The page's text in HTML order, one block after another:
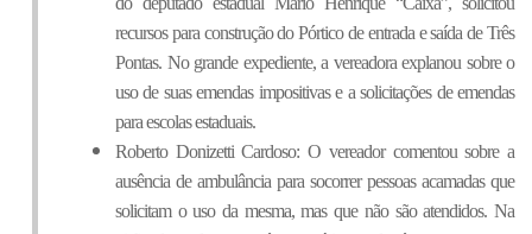
recursos para construção do Pórtico de entrada e saída de Três
Pontas. No grande expediente, a vereadora explanou sobre o
uso de suas emendas impositivas e a solicitações de emendas
para escolas estaduais.
Roberto Donizetti Cardoso: O vereador comentou sobre a
ausência de ambulância para socorrer pessoas acamadas que
solicitam o uso da mesma, mas que não são atendidos. Na